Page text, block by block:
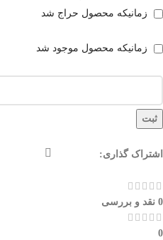
زمانیکه محصول حراج شد
زمانیکه محصول موجود شد
ثبت
اشتراک گذاری:
0 نقد و بررسی
0